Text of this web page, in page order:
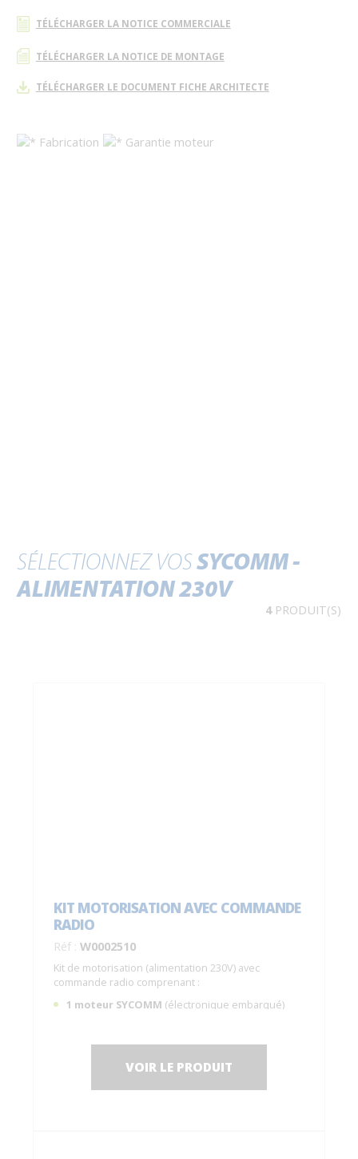
TÉLÉCHARGER LA NOTICE COMMERCIALE
TÉLÉCHARGER LA NOTICE DE MONTAGE
TÉLÉCHARGER LE DOCUMENT FICHE ARCHITECTE
SÉLECTIONNEZ VOSSYCOMM -
ALIMENTATION 230V
4PRODUIT(S)
KIT MOTORISATION AVEC COMMANDE
RADIO
Réf : W0002510
Kit de motorisation (alimentation 230V) avec
commande radio comprenant :
1 moteur SYCOMM (électronique embarqué)
1 télécommande radio C0014200.
VOIR LE PRODUIT